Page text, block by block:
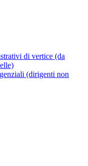
di vertice (da
(dirigenti non